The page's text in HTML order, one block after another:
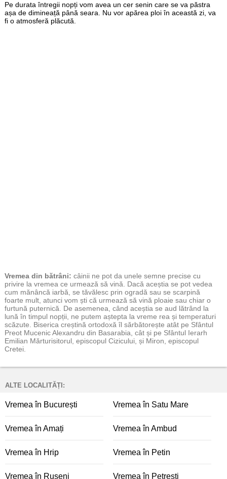
Pe durata întregii nopți vom avea un cer senin care se va păstra
așa de dimineață până seara. Nu vor apărea ploi în această zi, va
fi o atmosferă plăcută.
Vremea din bătrâni: câinii ne pot da unele semne precise cu
privire la vremea ce urmează să vină. Dacă aceștia se pot vedea
cum mănâncă iarbă, se tăvălesc prin ogradă sau se scarpină
foarte mult, atunci vom ști că urmează să vină ploaie sau chiar o
furtună puternică. De asemenea, când aceștia se aud lătrând la
lună în timpul nopții, ne putem aștepta la vreme rea și temperaturi
scăzute. Biserica creștină ortodoxă îl sărbătorește atât pe Sfântul
Preot Mucenic Alexandru din Basarabia, cât și pe Sfântul Ierarh
Emilian Mărturisitorul, episcopul Cizicului, și Miron, episcopul
Cretei.
ALTE LOCALITĂȚI:
Vremea în București Vremea în Satu Mare
Vremea în Amați Vremea în Ambud
Vremea în Hrip Vremea în Petin
Vremea în Rușeni Vremea în Petrești